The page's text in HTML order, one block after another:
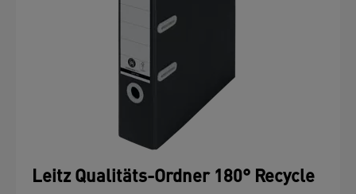
Leitz Qualitäts-Ordner 180° Recycle